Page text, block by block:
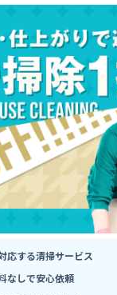
応する清掃サービス
なしで安心依頼